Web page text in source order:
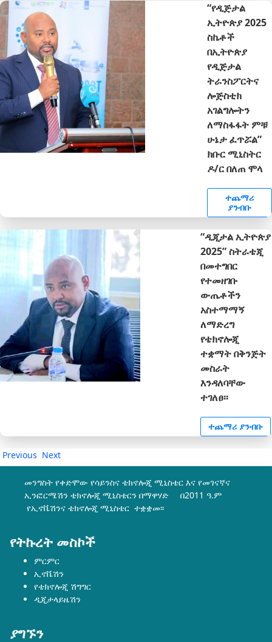
“የዲጅታል
ኢትዮጵያ 2025
ስኬቶች
በኢትዮጵያ
የዲጅታል
ትራንስፖርትና
ሎጅስቲክ
አገልግሎትን
ለማስፋፋት ምቹ
ሁኔታ ፈጥሯል”
ክቡር ሚኒስትር
ዶ/ር በለጠ ሞላ
ተጨማሪ
ያንብቡ
“ዲጂታል ኢትዮጵያ
2025” ስትራቴጂ
በመተግበር
የተመዘገቡ
ውጤቶችን
አስተማማኝ
ለማድረግ
የቴክኖሎጂ
ተቋማት በቅንጅት
መስራት
እንዳለባቸው
ተገለፀ፡፡
ተጨማሪ ያንብቡ
Previous Next
መንግስት የቀድሞው የሳይንስና ቴክኖሎጂ ሚኒስቴር እና የመገናኛና
ኢንፎርሜሽን ቴክኖሎጂ ሚኒስቴርን በማዋሃድ በ2011 ዓ.ም
የኢኖቬሽንና ቴክኖሎጂ ሚኒስቴር ተቋቋመ፡፡
የትኩረት መስኮች
ምርምር
ኢኖቬሽን
የቴክኖሎጂ ሽግግር
ዲጂታላይዜሽን
ያግኙን